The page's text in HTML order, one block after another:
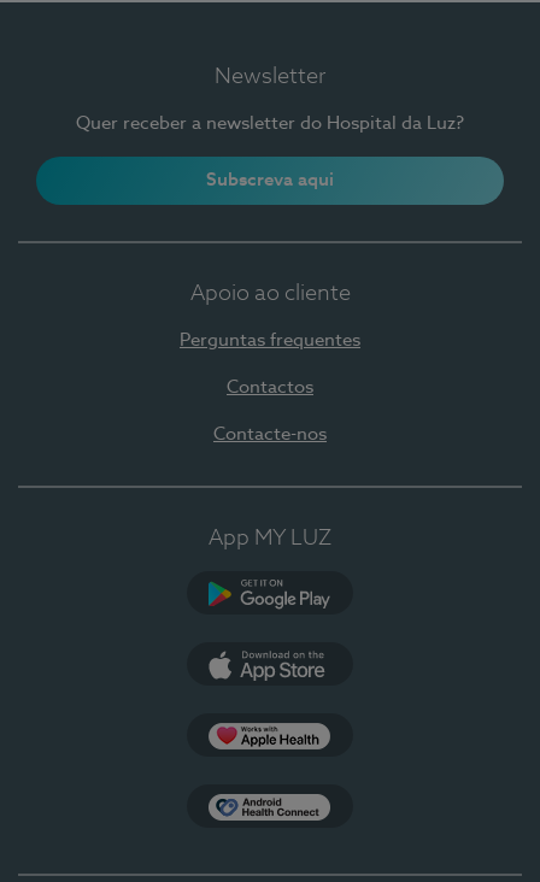
Newsletter
Quer receber a newsletter do Hospital da Luz?
Subscreva aqui
Apoio ao cliente
Perguntas frequentes
Contactos
Contacte-nos
App MY LUZ